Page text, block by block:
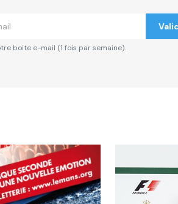
boite e-mail (1 fois par semaine).